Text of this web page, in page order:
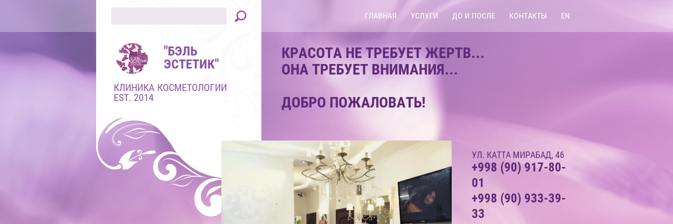
ГЛАВНАЯ УСЛУГИ ДО И ПОСЛЕ КОНТАКТЫ EN
"БЭЛЬ
ЭСТЕТИК"
КЛИНИКА КОСМЕТОЛОГИИ
EST. 2014
КРАСОТА НЕ ТРЕБУЕТ ЖЕРТВ...
ОНА ТРЕБУЕТ ВНИМАНИЯ...
ДОБРО ПОЖАЛОВАТЬ!
УЛ. КАТТА МИРАБАД, 46
+998 (90) 917-80-
01
+998 (90) 933-39-
33